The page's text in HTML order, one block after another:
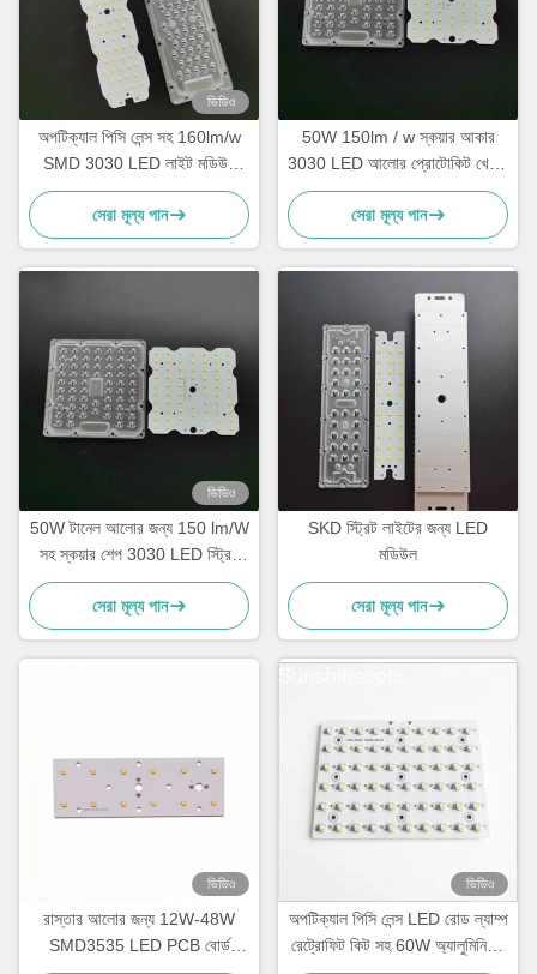
ভিডিও
অপটিক্যাল পিসি লেন্স সহ 160lm/w
SMD 3030 LED লাইট মডিউল
50W LED স্ট্রিট লাইট রেট্রোফিট
কিট
সেরা মূল্য পান
50W 150lm / w স্কয়ার আকার
3030 LED আলোর প্রোটোকিট খেলনা
64 লড রোড ল্যাম্প জন্য
সেরা মূল্য পান
ভিডিও
50W টানেল আলোর জন্য 150 lm/W
সহ স্কয়ার শেপ 3030 LED স্ট্রিট
লাইট রেট্রোফিট কিট
সেরা মূল্য পান
SKD স্ট্রিট লাইটের জন্য LED
মডিউল
সেরা মূল্য পান
ভিডিও
রাস্তার আলোর জন্য 12W-48W
SMD3535 LED PCB বোর্ড
ভিডিও
অপটিক্যাল পিসি লেন্স LED রোড ল্যাম্প
রেট্রোফিট কিট সহ 60W অ্যালুমিনিয়াম